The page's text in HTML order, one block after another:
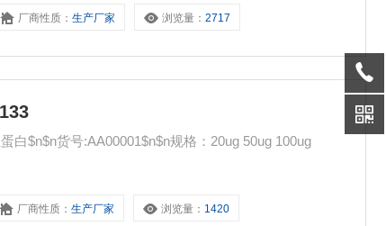
厂商性质：生产厂家 浏览量：2717
重组蛋白 Nucleoporin NUP133$n$nNUP133重组蛋白$n$n货号:AA00001$n$n规格：20ug 50ug 100ug
厂商性质：生产厂家 浏览量： 1420